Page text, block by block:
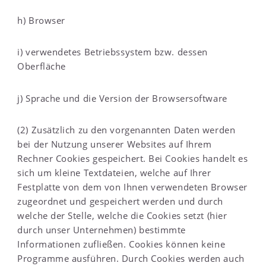
h) Browser
i) verwendetes Betriebssystem bzw. dessen
Oberfläche
j) Sprache und die Version der Browsersoftware
(2) Zusätzlich zu den vorgenannten Daten werden
bei der Nutzung unserer Websites auf Ihrem
Rechner Cookies gespeichert. Bei Cookies handelt es
sich um kleine Textdateien, welche auf Ihrer
Festplatte von dem von Ihnen verwendeten Browser
zugeordnet und gespeichert werden und durch
welche der Stelle, welche die Cookies setzt (hier
durch unser Unternehmen) bestimmte
Informationen zufließen. Cookies können keine
Programme ausführen. Durch Cookies werden auch